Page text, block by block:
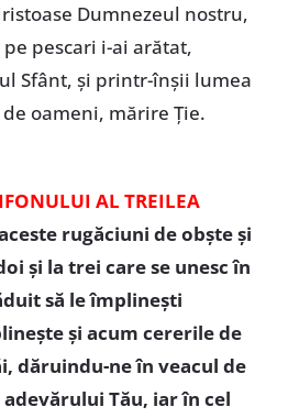
Dumnezeul nostru,
pescari i-ai arătat,
Sfânt, și printr-înșii lumea
oameni, mărire Ție.
AL TREILEA
rugăciuni de obşte şi
şi la trei care se unesc în
să le împlineşti
şi acum cererile de
dăruindu-ne în veacul de
Tău, iar în cel